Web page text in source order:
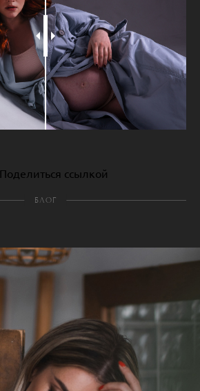
Поделиться ссылкой
БЛОГ